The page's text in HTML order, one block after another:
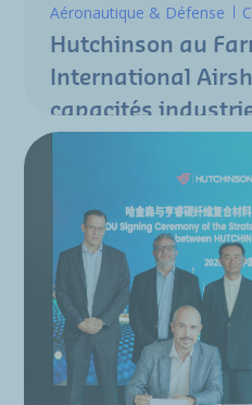
Aéronautique & Défense
Hutchinson au
International
capacités
programmes